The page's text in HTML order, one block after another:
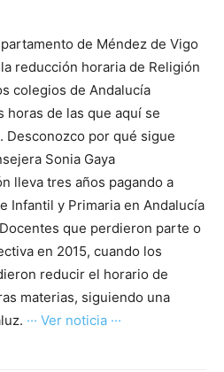
de Méndez de Vigo
reducción horaria de Religión
colegios de Andalucía
horas de las que aquí se
Desconozco por qué sigue
Sonia Gaya
lleva tres años pagando a
Infantil y Primaria en Andalucía
que perdieron parte o
en 2015, cuando los
reducir el horario de
materias, siguiendo una
··· Ver noticia ···